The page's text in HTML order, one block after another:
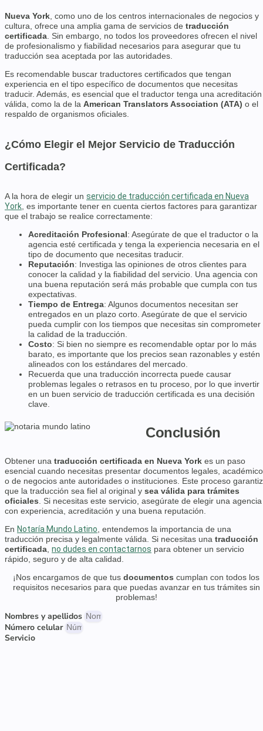
Nueva York , como uno de los centros internacionales de negocios y
cultura, ofrece una amplia gama de servicios de traducción
certificada . Sin embargo, no todos los proveedores ofrecen el nivel
de profesionalismo y fiabilidad necesarios para asegurar que tu
traducción sea aceptada por las autoridades.
Es recomendable buscar traductores certificados que tengan
experiencia en el tipo específico de documentos que necesitas
traducir. Además, es esencial que el traductor tenga una acreditación
válida, como la de la American Translators Association (ATA) o el
respaldo de organismos oficiales.
¿Cómo Elegir el Mejor Servicio de Traducción
Certificada?
A la hora de elegir un servicio de traducción certificada en Nueva
York, es importante tener en cuenta ciertos factores para garantizar
que el trabajo se realice correctamente:
Acreditación Profesional: Asegúrate de que el traductor o la
agencia esté certificada y tenga la experiencia necesaria en el
tipo de documento que necesitas traducir.
Reputación: Investiga las opiniones de otros clientes para
conocer la calidad y la fiabilidad del servicio. Una agencia con
una buena reputación será más probable que cumpla con tus
expectativas.
Tiempo de Entrega: Algunos documentos necesitan ser
entregados en un plazo corto. Asegúrate de que el servicio
pueda cumplir con los tiempos que necesitas sin comprometer
la calidad de la traducción.
Costo: Si bien no siempre es recomendable optar por lo más
barato, es importante que los precios sean razonables y estén
alineados con los estándares del mercado.
Recuerda que una traducción incorrecta puede causar
problemas legales o retrasos en tu proceso, por lo que invertir
en un buen servicio de traducción certificada es una decisión
clave.
Conclusión
Obtener una traducción certificada en Nueva York es un paso
esencial cuando necesitas presentar documentos legales,
o de negocios ante autoridades o instituciones. Este proceso
que la traducción sea fiel al original y sea válida para trámites
oficiales. Si necesitas este servicio, asegúrate de elegir una agencia
con experiencia, acreditación y una buena reputación.
En Notaría Mundo Latino, entendemos la importancia de una
traducción precisa y legalmente válida. Si necesitas una traducción
certificada, no dudes en contactarnos para obtener un servicio
rápido, seguro y de alta calidad.
¡Nos encargamos de que tus documentos cumplan con todos los
requisitos necesarios para que puedas avanzar en tus trámites sin
problemas!
Nombres y apellidos
Número celular
Servicio